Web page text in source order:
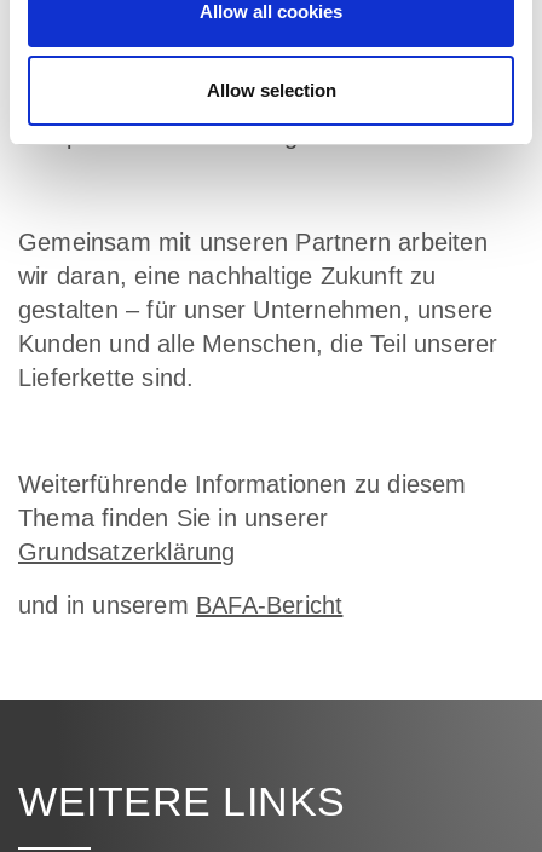
Allow all cookies
Allow selection
engagieren uns dafür, in unserer Branche
Maßstäbe für ethisches Handeln zu setzen
Gemeinsam mit unseren Partnern arbeiten
wir daran, eine nachhaltige Zukunft zu
gestalten – für unser Unternehmen, unsere
Kunden und alle Menschen, die Teil unserer
Lieferkette sind.
Weiterführende Informationen zu diesem
Thema finden Sie in unserer
Grundsatzerklärung
und in unserem BAFA-Bericht
WEITERE LINKS